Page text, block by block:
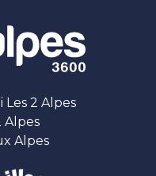
2 Alpes
Alpes
Alpes